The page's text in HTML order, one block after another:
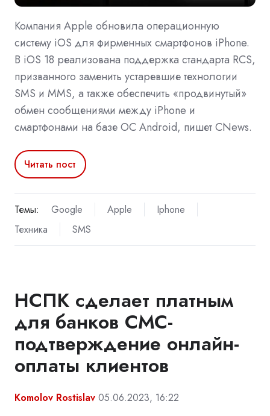
Компания Apple обновила операционную
систему iOS для фирменных смартфонов iPhone.
В iOS 18 реализована поддержка стандарта RCS,
призванного заменить устаревшие технологии
SMS и MMS, а также обеспечить «продвинутый»
обмен сообщениями между iPhone и
смартфонами на базе ОС Android, пишет CNews.
Читать пост
Темы: Google Apple
Iphone
Техника
SMS
НСПК сделает платным
для банков СМС-
подтверждение онлайн-
оплаты клиентов
Komolov Rostislav 05.06.2023, 16:22